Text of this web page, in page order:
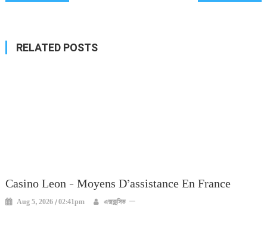
RELATED POSTS
Casino Leon – Moyens D’assistance En France
Aug 5, 2026 / 02:41pm এক্সক্লুসিভ